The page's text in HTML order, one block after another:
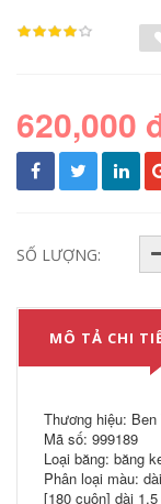
620,000
SỐ LƯỢNG:
MÔ TẢ CHI
Thương hiệu: Ben
Mã số: 999189
Loại băng: băng
Phân loại màu:
[180 cuộn] dài